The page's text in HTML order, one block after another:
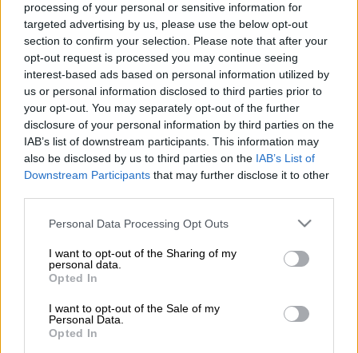
processing of your personal or sensitive information for
targeted advertising by us, please use the below opt-out
section to confirm your selection. Please note that after your
opt-out request is processed you may continue seeing
interest-based ads based on personal information utilized by
us or personal information disclosed to third parties prior to
your opt-out. You may separately opt-out of the further
disclosure of your personal information by third parties on the
IAB’s list of downstream participants. This information may
also be disclosed by us to third parties on the IAB’s List of
Downstream Participants that may further disclose it to other
Please note that this website/app uses one or more Google
not limited to your visit or usage behaviour. You may click to
grant or deny consent to Google and its third-party tags to
use your data for below specified purposes in below Google
consent section.
Personal Data Processing Opt Outs
I want to opt-out of the Sharing of my
personal data.
Opted In
I want to opt-out of the Sale of my
Personal Data.
Opted In
Η αντιπρόεδρος των ΗΠΑΚάμαλα Χάρις
διαγνώστηκε την Τρίτη θετική στην Covid-
19, αλλά δεν έχει εμφανίσει συμπτώματα,
όπως γνωστοποίησε εκπρόσωπός της.
Η Κάμαλα Χάρις δεν είχε έρθει σε στενή
επαφή με τον πρόεδροΤζο Μπάιντεν,όπως
σημείωσε η εκπρόσωπος της αντιπροέδρου
των ΗΠΑ, η Κίρστεν Άλεν. Θα παραμείνει σε
καραντίνα στο σπίτι της και θα επιστρέψει
στον Λευκό Οίκο, αφού πρώτα αναρρώσει,
συμπλήρωσε.
Ο αριθμός των μολύνσεων έχει παρουσιάσει
αύξηση σε ορισμένες αμερικανικές
πολιτείες λόγω της εξαιρετικά μεταδοτικής
παραλλαγής Όμικρον ΒΑ.2.